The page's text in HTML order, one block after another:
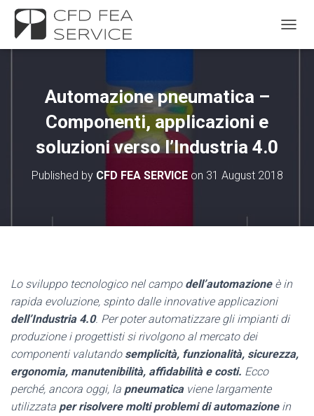
Automazione pneumatica –
Componenti, applicazioni e
soluzioni verso l’Industria 4.0
Published by CFD FEA SERVICEon 31 August 2018
Lo sviluppo tecnologico nel campo dell’automazione è in
rapida evoluzione, spinto dalle innovative applicazioni
dell’Industria 4.0. Per poter automatizzare gli impianti di
produzione i progettisti si rivolgono al mercato dei
componenti valutando semplicità, funzionalità, sicurezza,
ergonomia, manutenibilità, affidabilità e costi. Ecco
perché, ancora oggi, la pneumaticaviene largamente
utilizzata per risolvere molti problemi di automazionein